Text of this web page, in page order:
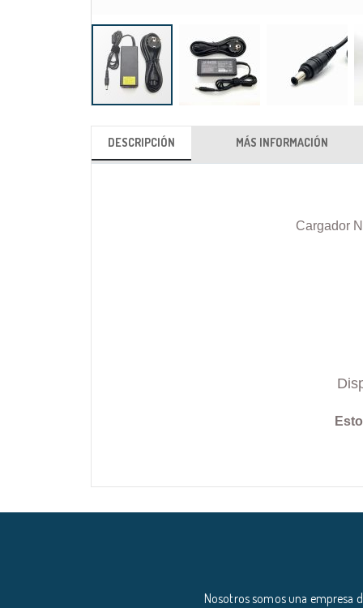
DESCRIPCIÓN
Cargador
MÁS INFORMACIÓN
Nosotros somos una empresa